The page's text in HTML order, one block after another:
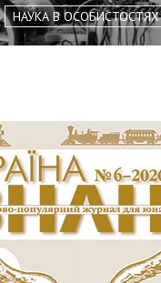
НАУКА В ОСОБИСТОСТЯХ